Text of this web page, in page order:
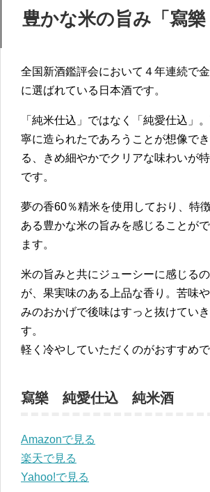
豊かな米の旨み「寫
全国新酒鑑評会において４年連続で
に選ばれている日本酒です。
「純米仕込」ではなく「純愛仕込」
寧に造られたであろうことが想像でき
る、きめ細やかでクリアな味わいが
です。
夢の香60％精米を使用しており、特
ある豊かな米の旨みを感じることが
ます。
米の旨みと共にジューシーに感じるの
が、果実味のある上品な香り。苦味
みのおかげで後味はすっと抜けていき
す。
軽く冷やしていただくのがおすすめで
寫樂 純愛仕込 純米酒
Amazonで見る
楽天で見る
Yahoo!で見る